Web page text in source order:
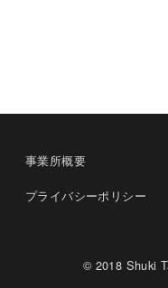
事業所概要
プライバシーポリシー
© 2018 Shuki